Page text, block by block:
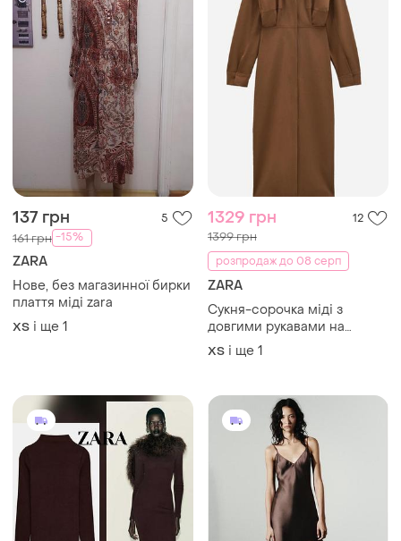
137 грн 5
161 грн -15%
ZARA
Нове, без магазинної бирки
плаття міді zara
ХS і ще 1
1329 грн 12
1399 грн
розпродаж до 08 серп
ZARA
Сукня-сорочка міді з
довгими рукавами на
кнопках zara
ХS і ще 1